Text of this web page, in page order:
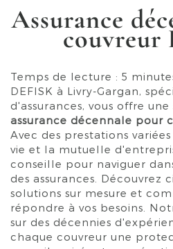
Assurance
couvreur
Temps de lecture : 5
DEFISK à Livry-Gargan,
d'assurances, vous offre
assurance décennale pour
Avec des prestations
vie et la mutuelle
conseille pour naviguer
des assurances. Découvrez
solutions sur mesure et
répondre à vos besoins.
sur des décennies
chaque couvreur une